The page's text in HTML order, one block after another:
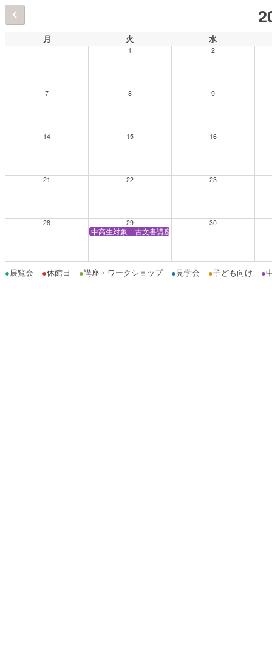
月 火 水
1 2
7 8 9
14 15 16
21 22 23
28 29
中高生対象 古文書講座「古文書を『読み解いて』み
30
●展覧会 ●休館日 ●講座・ワークショップ ● 見学会 ●子ども向け ●